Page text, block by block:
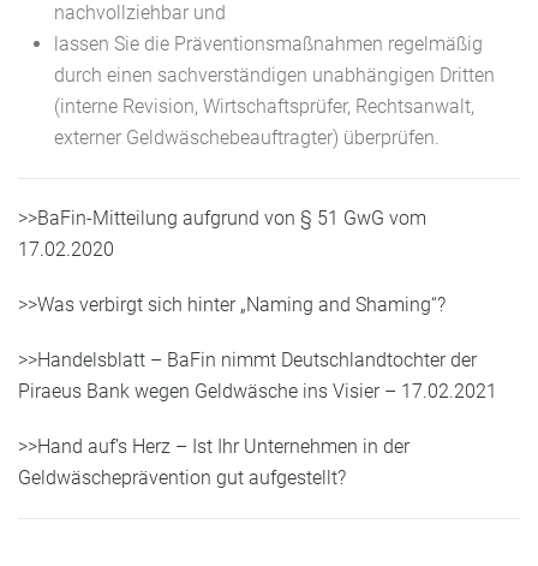
nachvollziehbar und
lassen Sie die Präventionsmaßnahmen regelmäßig
durch einen sachverständigen unabhängigen Dritten
(interne Revision, Wirtschaftsprüfer, Rechtsanwalt,
externer Geldwäschebeauftragter) überprüfen.
>>BaFin-Mitteilung aufgrund von § 51 GwG vom
17.02.2020
>>Was verbirgt sich hinter „Naming and Shaming“?
>>Handelsblatt – BaFin nimmt Deutschlandtochter der
Piraeus Bank wegen Geldwäsche ins Visier– 17.02.2021
>>Hand auf’s Herz – Ist Ihr Unternehmen in der
Geldwäscheprävention gut aufgestellt?